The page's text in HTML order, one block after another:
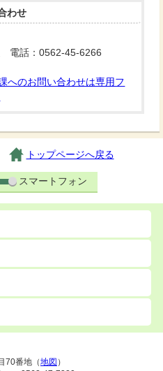
わせ
電話：0562-45-6266
のお問い合わせは専用フ
トップページへ戻る
スマートフォン
70番地（地図 ）